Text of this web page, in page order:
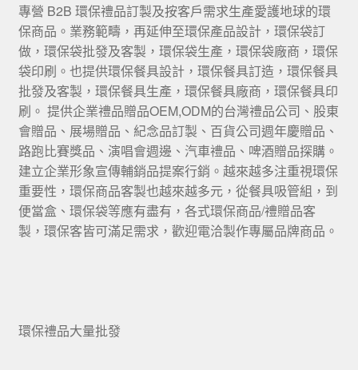
專營 B2B 環保禮品訂製及按客戶需求生產愛護地球的環
保商品。業務範疇，再延伸至環保產品設計，環保袋訂
做，環保袋批發及客製，環保袋生產，環保袋廠商，環保
袋印刷。也提供環保餐具設計，環保餐具訂造，環保餐具
批發及客製，環保餐具生產，環保餐具廠商，環保餐具印
刷。 提供企業禮品贈品OEM,ODM的台灣禮品公司、股東
會贈品、展場贈品、紀念品訂製、百貨公司週年慶贈品、
路跑比賽獎品、演唱會週邊、汽車禮品、啤酒贈品探購。
建立企業形象宣傳輔銷品提案行銷。越來越多注重視環保
重要性，環保商品客製也越來越多元，從餐具吸管組，到
便當盒、環保袋等應有盡有，各式環保商品/禮贈品客
製，環保客皆可滿足需求，歡迎電洽製作專屬品牌商品。
環保禮品大量批發